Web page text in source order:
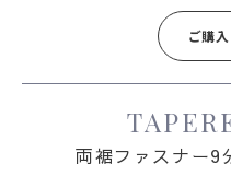
ご購
両裾ファスナー9